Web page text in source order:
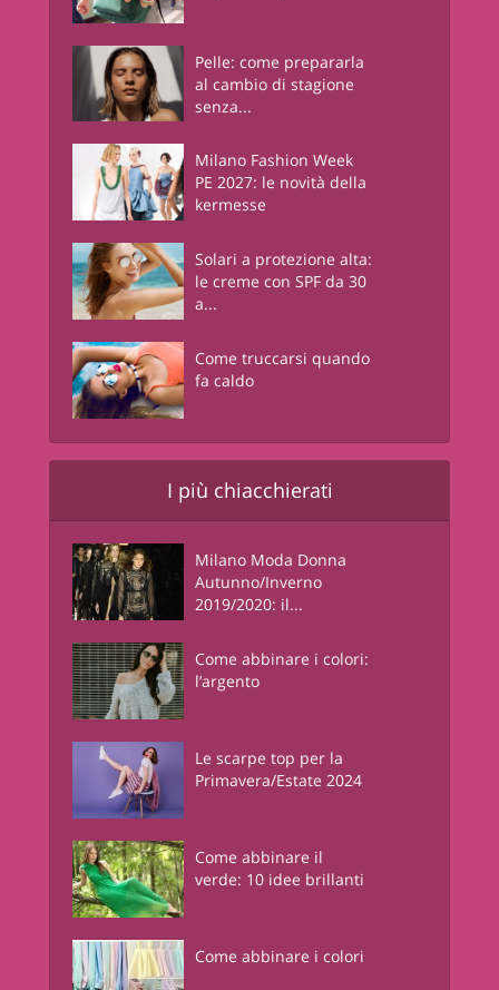
Pelle: come prepararla
al cambio di stagione
senza...
Milano Fashion Week
PE 2027: le novità della
kermesse
Solari a protezione alta:
le creme con SPF da 30
a...
Come truccarsi quando
fa caldo
I più chiacchierati
Milano Moda Donna
Autunno/Inverno
2019/2020: il...
Come abbinare i colori:
l’argento
Le scarpe top per la
Primavera/Estate 2024
Come abbinare il
verde: 10 idee brillanti
Come abbinare i colori